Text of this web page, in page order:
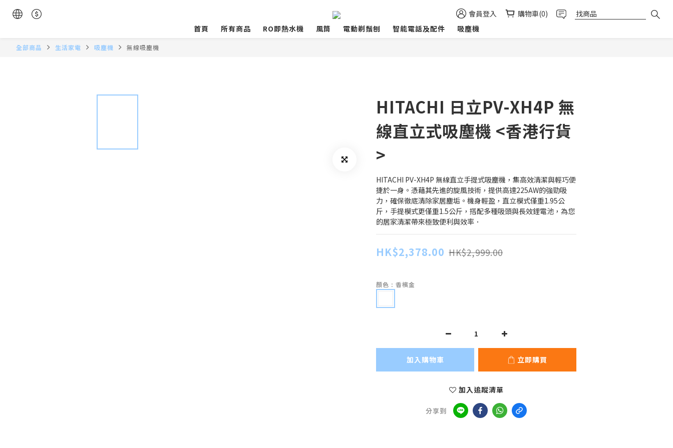
會員登入
購物車(0)
首頁
所有商品 RO即熱水機 風筒 電動剃鬚刨 智能電話及配件 吸塵機
全部商品 生活家電 吸塵機 無線吸塵機
HITACHI 日立PV-XH4P 無
線直立式吸塵機 <香港行貨
>
HITACHI PV-XH4P 無線直立手提式吸塵機，集高效清潔與輕巧便
捷於一身。憑藉其先進的旋風技術，提供高達225AW的強勁吸
力，確保徹底清除家居塵垢。機身輕盈，直立模式僅重1.95公
斤，手提模式更僅重1.5公斤，搭配多種吸頭與長效鋰電池，為您
的居家清潔帶來極致便利與效率．
HK$2,378.00 HK$2,999.00
顏色 : 香檳金
加入購物車 立即購買
加入追蹤清單
分享到